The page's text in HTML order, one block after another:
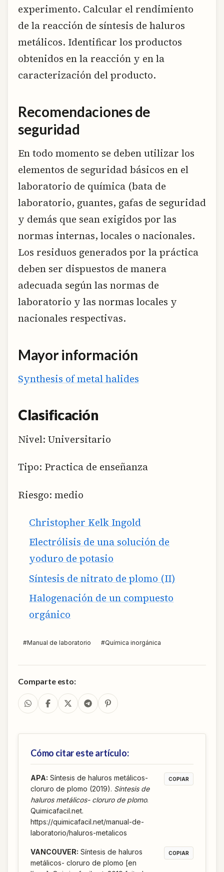
experimento. Calcular el rendimiento
de la reacción de síntesis de haluros
metálicos. Identificar los productos
obtenidos en la reacción y en la
caracterización del producto.
Recomendaciones de
seguridad
En todo momento se deben utilizar los
elementos de seguridad básicos en el
laboratorio de química (bata de
laboratorio, guantes, gafas de seguridad
y demás que sean exigidos por las
normas internas, locales o nacionales.
Los residuos generados por la práctica
deben ser dispuestos de manera
adecuada según las normas de
laboratorio y las normas locales y
nacionales respectivas.
Mayor información
Synthesis of metal halides
Clasificación
Nivel: Universitario
Tipo: Practica de enseñanza
Riesgo: medio
Christopher Kelk Ingold
Electrólisis de una solución de
yoduro de potasio
Síntesis de nitrato de plomo (II)
Halogenación de un compuesto
orgánico
#Manual de laboratorio #Química inorgánica
Comparte esto:
Cómo citar este artículo:
APA: Síntesis de haluros metálicos-
cloruro de plomo (2019). Síntesis de
haluros metálicos- cloruro de plomo.
Quimicafacil.net.
https://quimicafacil.net/manual-de-
laboratorio/haluros-metalicos
COPIAR
VANCOUVER: Síntesis de haluros
metálicos- cloruro de plomo [en
COPIAR